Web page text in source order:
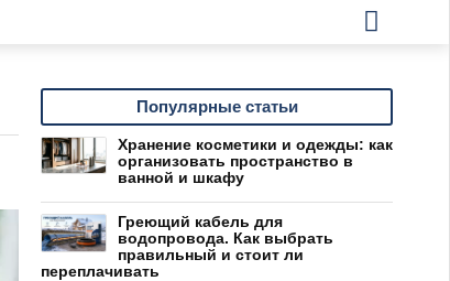
Популярные статьи
Хранение косметики и одежды: как
организовать пространство в
ванной и шкафу
Греющий кабель для
водопровода. Как выбрать
правильный и стоит ли
переплачивать